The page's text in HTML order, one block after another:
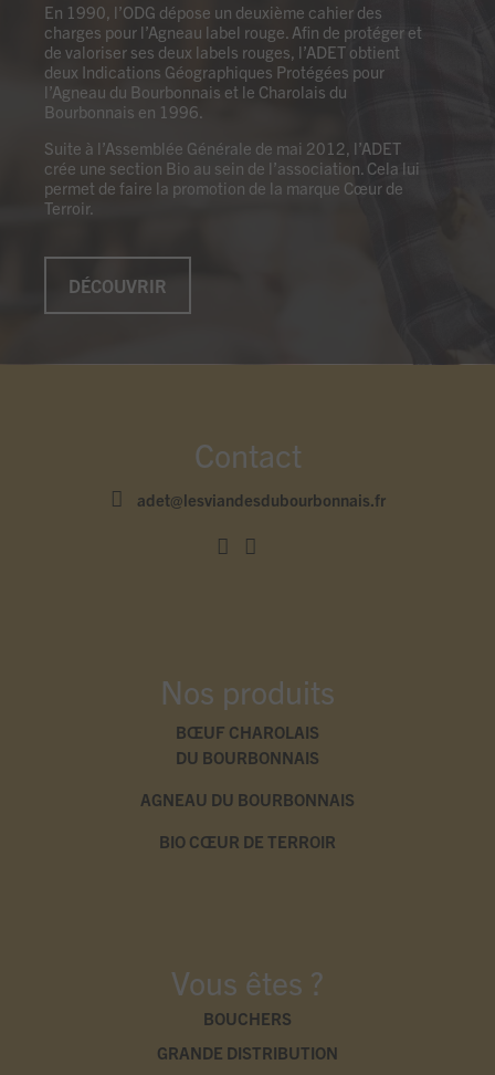
En 1990, l’ODG dépose un deuxième cahier des
charges pour l’Agneau label rouge. Afin de protéger et
de valoriser ses deux labels rouges, l’ADET obtient
deux Indications Géographiques Protégées pour
l’Agneau du Bourbonnais et le Charolais du
Bourbonnais en 1996.
Suite à l’Assemblée Générale de mai 2012, l’ADET
crée une section Bio au sein de l’association. Cela lui
permet de faire la promotion de la marque Cœur de
Terroir.
DÉCOUVRIR
Contact
adet@lesviandesdubourbonnais.fr
Nos produits
BŒUF CHAROLAIS
DU BOURBONNAIS
AGNEAU DU BOURBONNAIS
BIO CŒUR DE TERROIR
Vous êtes ?
BOUCHERS
GRANDE DISTRIBUTION